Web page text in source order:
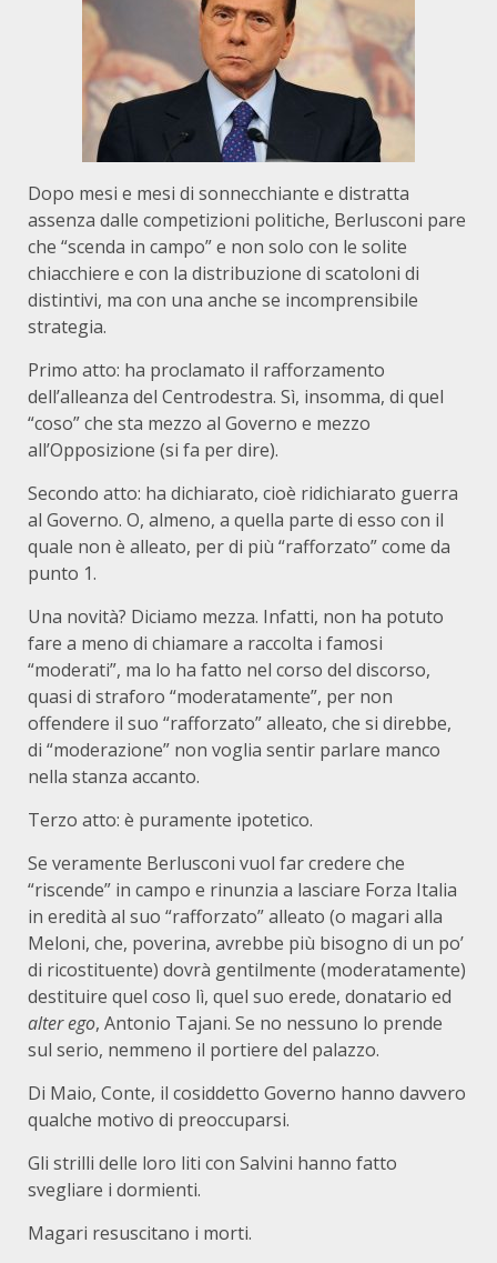
Dopo mesi e mesi di sonnecchiante e distratta
assenza dalle competizioni politiche, Berlusconi pare
che “scenda in campo” e non solo con le solite
chiacchiere e con la distribuzione di scatoloni di
distintivi, ma con una anche se incomprensibile
strategia.
Primo atto: ha proclamato il rafforzamento
dell’alleanza del Centrodestra. Sì, insomma, di quel
“coso” che sta mezzo al Governo e mezzo
all’Opposizione (si fa per dire).
Secondo atto: ha dichiarato, cioè ridichiarato guerra
al Governo. O, almeno, a quella parte di esso con il
quale non è alleato, per di più “rafforzato” come da
punto 1.
Una novità? Diciamo mezza. Infatti, non ha potuto
fare a meno di chiamare a raccolta i famosi
“moderati”, ma lo ha fatto nel corso del discorso,
quasi di straforo “moderatamente”, per non
offendere il suo “rafforzato” alleato, che si direbbe,
di “moderazione” non voglia sentir parlare manco
nella stanza accanto.
Terzo atto: è puramente ipotetico.
Se veramente Berlusconi vuol far credere che
“riscende” in campo e rinunzia a lasciare Forza Italia
in eredità al suo “rafforzato” alleato (o magari alla
Meloni, che, poverina, avrebbe più bisogno di un po’
di ricostituente) dovrà gentilmente (moderatamente)
destituire quel coso lì, quel suo erede, donatario ed
alter ego, Antonio Tajani. Se no nessuno lo prende
sul serio, nemmeno il portiere del palazzo.
Di Maio, Conte, il cosiddetto Governo hanno davvero
qualche motivo di preoccuparsi.
Gli strilli delle loro liti con Salvini hanno fatto
svegliare i dormienti.
Magari resuscitano i morti.